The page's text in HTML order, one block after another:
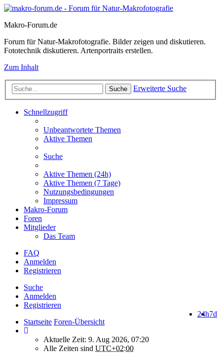
Makro-Forum.de
Forum für Natur-Makrofotografie. Bilder zeigen und diskutieren.
Fototechnik diskutieren. Artenportraits erstellen.
Zum Inhalt
Suche Erweiterte Suche
Schnellzugriff
Unbeantwortete Themen
Aktive Themen
Suche
Aktive Themen (24h)
Aktive Themen (7 Tage)
Nutzungsbedingungen
Impressum
Makro-Forum
Foren
Mitglieder
Das Team
FAQ
Anmelden
Registrieren
Suche
Anmelden
Registrieren
7d
24h
Startseite Foren-Übersicht
Aktuelle Zeit: 9. Aug 2026, 07:20
Alle Zeiten sind UTC+02:00